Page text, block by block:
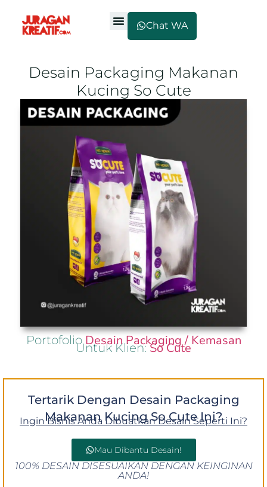
Chat WA
Desain Packaging Makanan
Kucing So Cute
PortofolioDesain Packaging / Kemasan
Untuk Klien:So Cute
Tertarik Dengan Desain Packaging
Makanan Kucing So Cute Ini?
Ingin Bisnis Anda Dibuatkan Desain Seperti Ini?
Mau Dibantu Desain!
100% DESAIN DISESUAIKAN DENGAN KEINGINAN
ANDA!